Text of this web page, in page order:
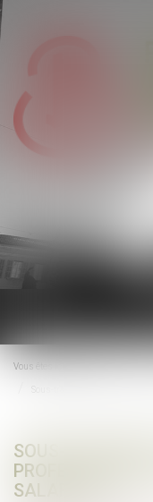
Vous êtes ici :
SOUS-
SALARIÉS